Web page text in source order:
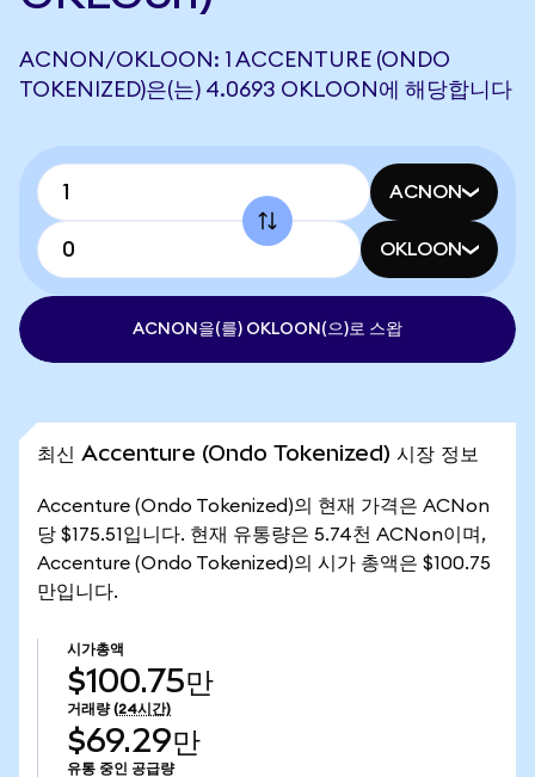
ACNON/OKLOON: 1 ACCENTURE (ONDO
TOKENIZED)은(는) 4.0693 OKLOON에 해당합니다
ACNON
OKLOON
ACNON을(를) OKLOON(으)로 스왑
최신 Accenture (Ondo Tokenized) 시장 정보
Accenture (Ondo Tokenized)의 현재 가격은 ACNon
당 $175.51입니다. 현재 유통량은 5.74천 ACNon이며,
Accenture (Ondo Tokenized)의 시가 총액은 $100.75
만입니다.
시가총액
$100.75만
거래량 (24시간)
$69.29만
유통 중인 공급량